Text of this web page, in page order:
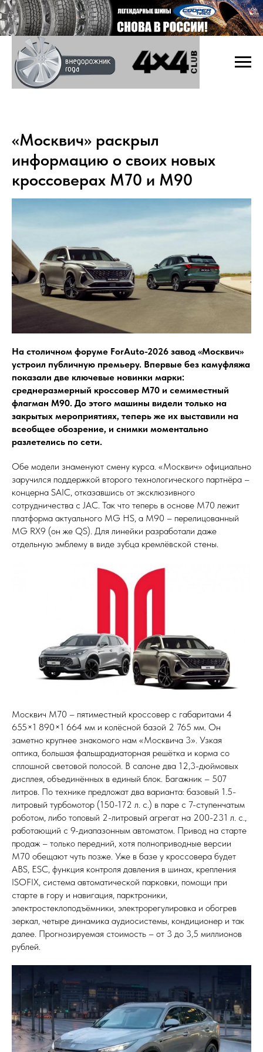
«Москвич» раскрыл
информацию о своих новых
кроссоверах М70 и М90
На столичном форуме ForAuto-2026 завод «Москвич»
устроил публичную премьеру. Впервые без камуфляжа
показали две ключевые новинки марки:
среднеразмерный кроссовер М70 и семиместный
флагман М90. До этого машины видели только на
закрытых мероприятиях, теперь же их выставили на
всеобщее обозрение, и снимки моментально
разлетелись по сети.
Обе модели знаменуют смену курса. «Москвич» официально
заручился поддержкой второго технологического партнёра –
концерна SAIC, отказавшись от эксклюзивного
сотрудничества с JAC. Так что теперь в основе М70 лежит
платформа актуального MG HS, а М90 – перелицованный
MG RX9 (он же QS). Для линейки разработали даже
отдельную эмблему в виде зубца кремлёвской стены.
Москвич М70 – пятиместный кроссовер с габаритами 4
655×1 890×1 664 мм и колёсной базой 2 765 мм. Он
заметно крупнее знакомого нам «Москвича 3». Узкая
оптика, большая фальшрадиаторная решётка и корма со
сплошной световой полосой. В салоне два 12,3-дюймовых
дисплея, объединённых в единый блок. Багажник – 507
литров. По технике предложат два варианта: базовый 1.5-
литровый турбомотор (150-172 л. с.) в паре с 7-ступенчатым
роботом, либо топовый 2-литровый агрегат на 200-231 л. с.,
работающий с 9-диапазонным автоматом. Привод на старте
продаж – только передний, хотя полноприводные версии
М70 обещают чуть позже. Уже в базе у кроссовера будет
ABS, ESC, функция контроля давления в шинах, крепления
ISOFIX, система автоматической парковки, помощи при
старте в гору и навигация, парктроники,
электростеклоподъёмники, электрорегулировка и обогрев
зеркал, четыре динамика аудиосистемы, кондиционер и так
далее. Прогнозируемая стоимость – от 3 до 3,5 миллионов
рублей.